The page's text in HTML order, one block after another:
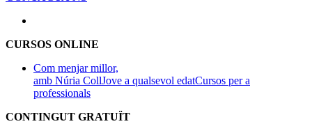
CURSOS ONLINE
Com menjar millor,
amb Núria CollJove a qualsevol edatCursos per a
professionals
CONTINGUT GRATUÏT